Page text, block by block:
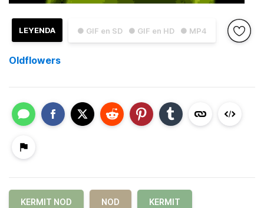
● GIF en SD ● GIF en HD ● MP4
LEYENDA
Oldflowers
KERMIT NOD NOD KERMIT